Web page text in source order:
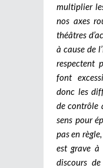
multiplier
nos axes
théâtres
à cause de
respectent
font
donc les
de contrôle
sens pour
pas en
est grave à
discours